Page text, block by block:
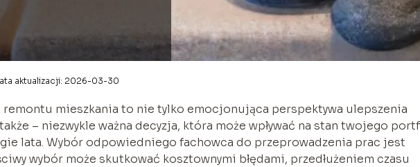
aktualizacji: 2026-03-30
mieszkania to nie tylko emocjonująca perspektywa ulepszenia
– niezwykle ważna decyzja, która może wpływać na stan twojego
lata. Wybór odpowiedniego fachowca do przeprowadzenia prac jest
wybór może skutkować kosztownymi błędami, przedłużeniem czasu